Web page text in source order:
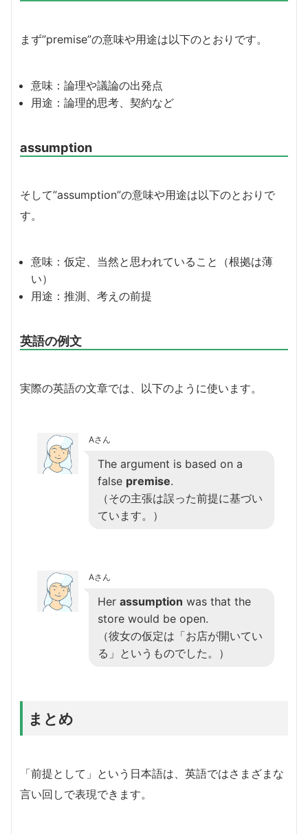
まず”premise”の意味や用途は以下のとおりです。
意味：論理や議論の出発点
用途：論理的思考、契約など
assumption
そして”assumption”の意味や用途は以下のとおりで
す。
意味：仮定、当然と思われていること（根拠は薄
い）
用途：推測、考えの前提
英語の例文
実際の英語の文章では、以下のように使います。
Aさん
The argument is based on a
false premise.
（その主張は誤った前提に基づい
ています。）
Aさん
Her assumption was that the
store would be open.
（彼女の仮定は「お店が開いてい
る」というものでした。）
まとめ
「前提として」という日本語は、英語ではさまざまな
言い回しで表現できます。